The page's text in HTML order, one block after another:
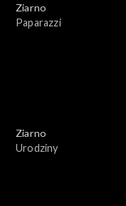
Ziarno
Paparazzi
Ziarno
Urodziny